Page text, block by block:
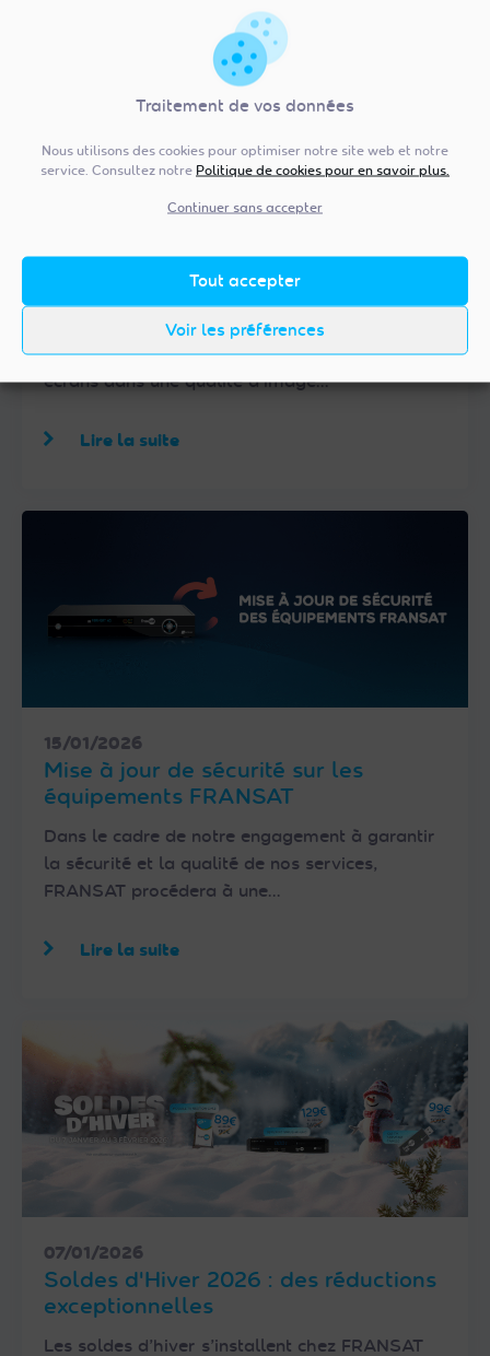
Traitement de vos données
Nous utilisons des cookies pour optimiser notre site web et notre
service. Consultez notre Politique de cookies pour en savoir plus.
Continuer sans accepter
Tout accepter
Voir les préférences
Vibrez pour les Jeux Olympiques
d'hiver 2026 en 4K-UHD sur France 2
UHD partout en via FRANSAT
Du 6 au 22 février 2026, les Jeux Olympiques
d’Hiver de Milan-Cortina arrivent sur vos
écrans dans une qualité d’image…
Lire la suite
15/01/2026
Mise à jour de sécurité sur les
équipements FRANSAT
Dans le cadre de notre engagement à garantir
la sécurité et la qualité de nos services,
FRANSAT procédera à une…
Lire la suite
07/01/2026
Soldes d'Hiver 2026 : des réductions
exceptionnelles
Les soldes d’hiver s’installent chez FRANSAT